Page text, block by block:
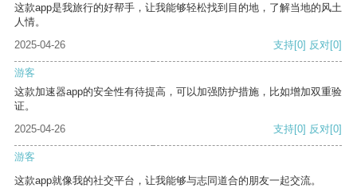
这款app是我旅行的好帮手，让我能够轻松找到目的地，了解当地的风土
人情。
2025-04-26
支持[0] 反对[0]
游客
这款加速器app的安全性有待提高，可以加强防护措施，比如增加双重验
证。
2025-04-26
支持[0] 反对[0]
游客
这款app就像我的社交平台，让我能够与志同道合的朋友一起交流。